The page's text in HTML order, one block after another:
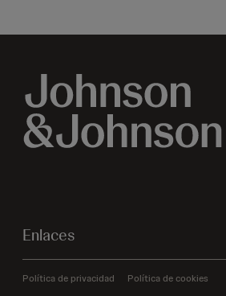
Ayudas
a
la
dependencia
discapacidad
-
Enlaces
Política de privacidad Política de cookies